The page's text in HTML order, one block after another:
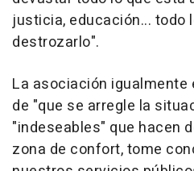
justicia, educación... todo
destrozarlo".
La asociación igualmente
de "que se arregle la
"indeseables" que hacen
zona de confort, tome